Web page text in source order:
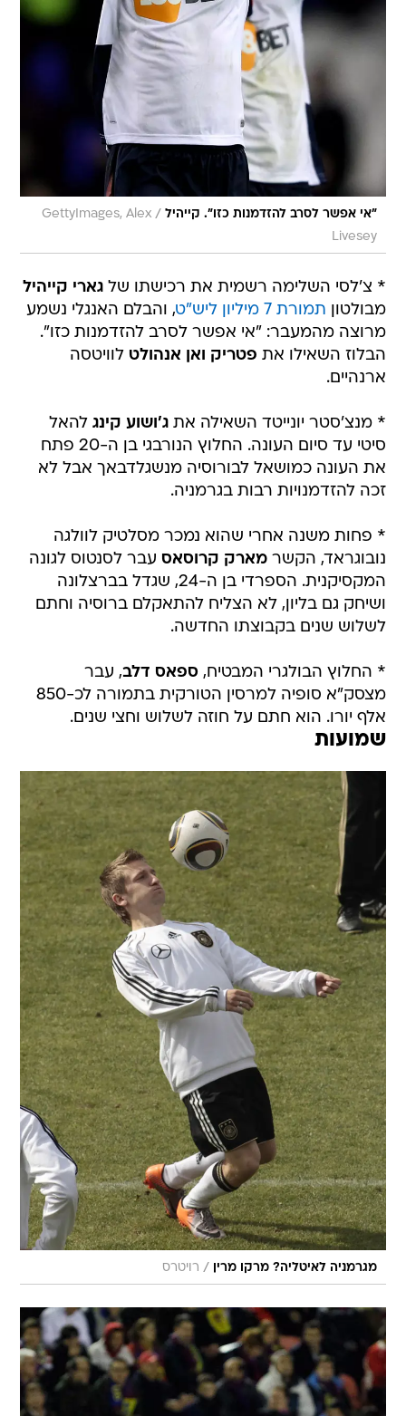
"אי אפשר לסרב להזדמנות כזו". קייהיל /
GettyImages, Alex
Livesey
* צ'לסי השלימה רשמית את רכישתו שלגארי קייהיל
מבולטון תמורת 7 מיליון ליש"ט
, והבלם האנגלי נשמע
מרוצה מהמעבר: "אי אפשר לסרב להזדמנות כזו".
הבלוז השאילו את פטריק ואן אנהולט לוויטסה
ארנהיים.
* מנצ'סטר יונייטד השאילה אתג'ושוע קינג להאל
סיטי עד סיום העונה. החלוץ הנורבגי בן ה-20 פתח
את העונה כמושאל לבורוסיה מנשגלדבאך אבל לא
זכה להזדמנויות רבות בגרמניה.
* פחות משנה אחרי שהוא נמכר מסלטיק לוולגה
נובוגראד, הקשרמארק קרוסאס עבר לסנטוס לגונה
המקסיקנית. הספרדי בן ה-24, שגדל בברצלונה
ושיחק גם בליון, לא הצליח להתאקלם ברוסיה וחתם
לשלוש שנים בקבוצתו החדשה.
* החלוץ הבולגרי המבטיח,ספאס דלב, עבר
מצסק"א סופיה למרסין הטורקית בתמורה לכ-850
אלף יורו. הוא חתם על חוזה לשלוש וחצי שנים.
שמועות
מגרמניה לאיטליה? מרקו מרין / רויטרס